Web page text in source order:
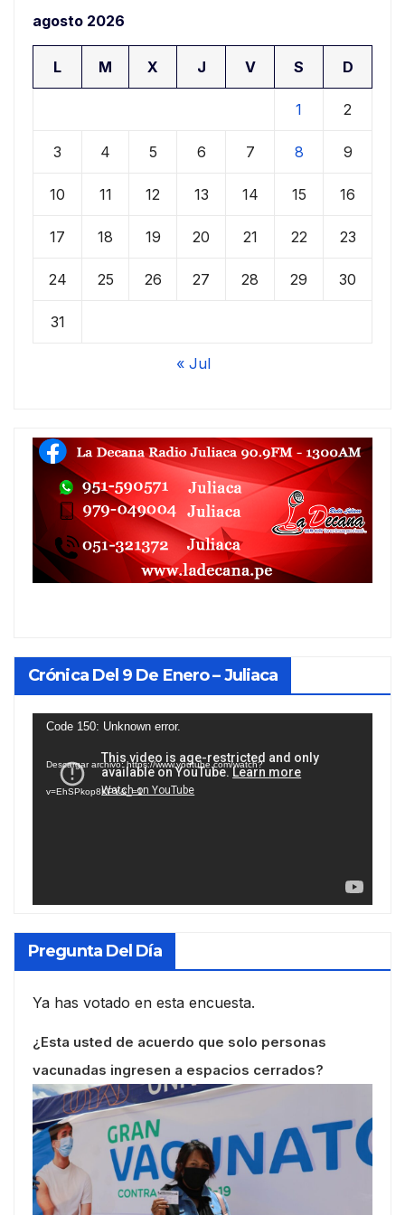
agosto 2026
L M X J V S D
1 2
3 4 5 6 7 8 9
10 11 12 13 14 15 16
17 18 19 20 21 22 23
24 25 26 27 28 29 30
31
« Jul
Crónica Del 9 De Enero – Juliaca
Reproductor
vídeo
Code 150: Unknown error.
Descargar archivo: https://www.youtube.com/watch?
v=EhSPkop8KPY&_=1
Pregunta Del Día
Ya has votado en esta encuesta.
¿Esta usted de acuerdo que solo personas
vacunadas ingresen a espacios cerrados?